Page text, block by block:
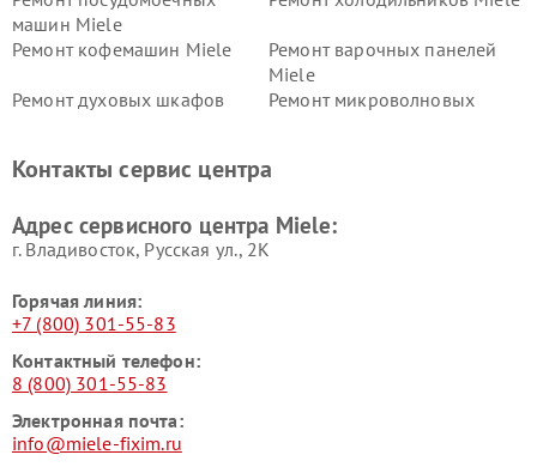
машин Miele
Ремонт кофемашин Miele
Ремонт варочных панелей
Miele
Ремонт духовых шкафов
Ремонт микроволновых
Miele
Miele
пылесосов Miele
Контакты сервис центра
Адрес сервисного центра Miele:
г. Владивосток, Русская ул., 2К
Горячая линия:
+7 (800) 301-55-83
Контактный телефон:
8 (800) 301-55-83
Электронная почта:
info@miele-fixim.ru